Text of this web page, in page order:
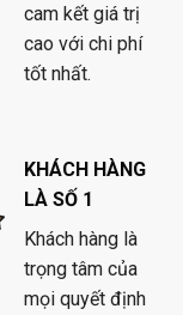
cam kết giá trị
cao với chi phí
tốt nhất.
KHÁCH HÀNG
LÀ SỐ 1
Khách hàng là
trọng tâm của
mọi quyết định